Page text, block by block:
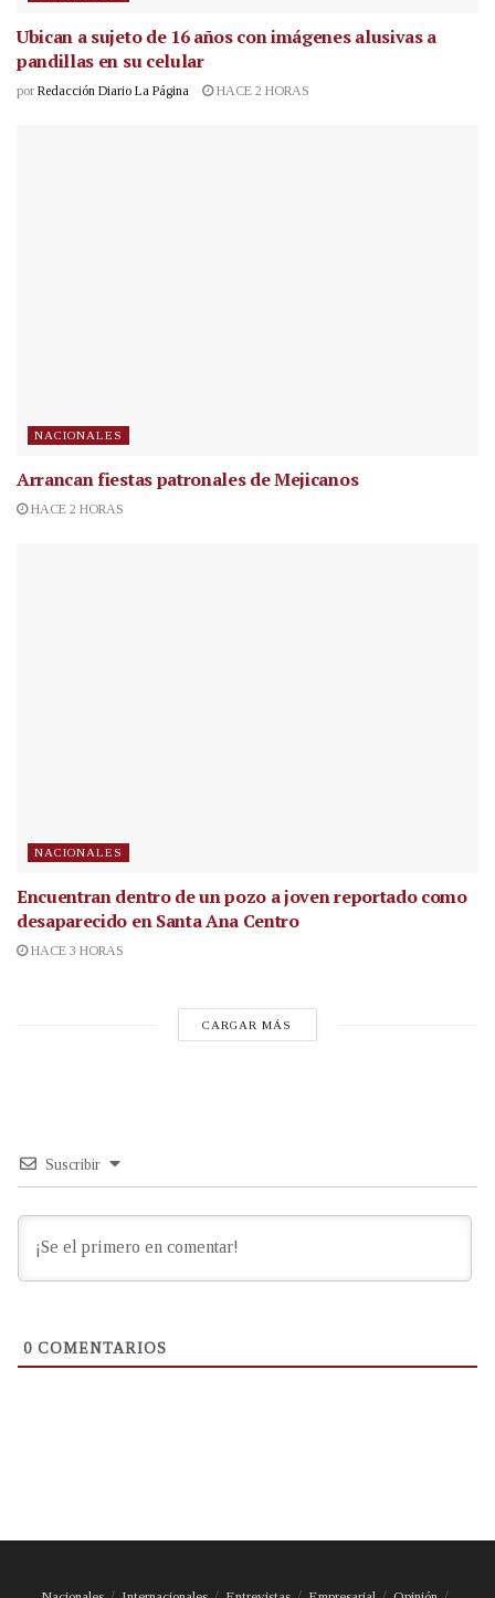
Ubican a sujeto de 16 años con imágenes alusivas a
pandillas en su celular
por Redacción Diario La Página HACE 2 HORAS
NACIONALES
Arrancan fiestas patronales de Mejicanos
HACE 2 HORAS
NACIONALES
Encuentran dentro de un pozo a joven reportado como
desaparecido en Santa Ana Centro
HACE 3 HORAS
CARGAR MÁS
Suscribir
0 COMENTARIOS